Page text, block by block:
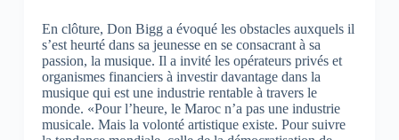
En clôture, Don Bigg a évoqué les obstacles auxquels il
s’est heurté dans sa jeunesse en se consacrant à sa
passion, la musique. Il a invité les opérateurs privés et
organismes financiers à investir davantage dans la
musique qui est une industrie rentable à travers le
monde. «Pour l’heure, le Maroc n’a pas une industrie
musicale. Mais la volonté artistique existe. Pour suivre